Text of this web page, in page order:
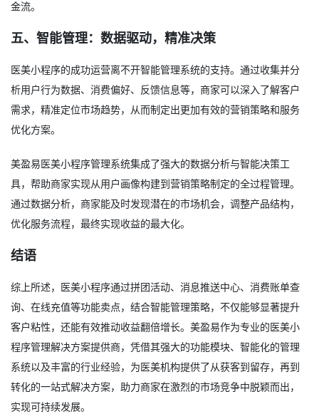
金流。
五、智能管理：数据驱动，精准决策
医美小程序的成功运营离不开智能管理系统的支持。通过收集并分
析用户行为数据、消费偏好、反馈信息等，商家可以深入了解客户
需求，精准定位市场趋势，从而制定出更加有效的营销策略和服务
优化方案。
美盈易医美小程序管理系统集成了强大的数据分析与智能决策工
具，帮助商家实现从用户画像构建到营销策略制定的全过程管理。
通过数据分析，商家能及时发现潜在的市场机会，调整产品结构，
优化服务流程，最终实现收益的最大化。
结语
综上所述，医美小程序通过拼团活动、消息推送中心、消费账单查
询、在线充值等功能卖点，结合智能管理策略，不仅能够显著提升
客户粘性，还能有效推动收益翻倍增长。美盈易作为专业的医美小
程序管理解决方案提供商，凭借其强大的功能模块、智能化的管理
系统以及丰富的行业经验，为医美机构提供了从获客到留存，再到
转化的一站式解决方案，助力商家在激烈的市场竞争中脱颖而出，
实现可持续发展。